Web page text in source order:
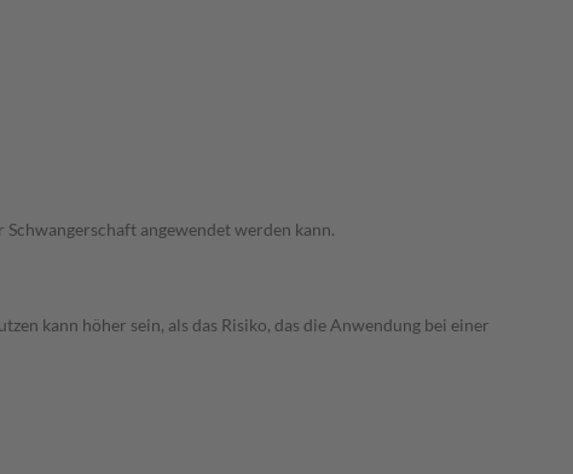
angewendet werden kann.
kann höher sein, als das Risiko, das die Anwendung bei einer